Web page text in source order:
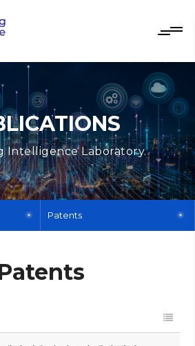
Intelligence Laboratory.
Patents